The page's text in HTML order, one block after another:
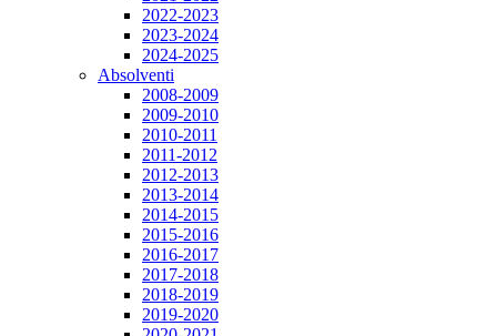
2022-2023
2023-2024
2024-2025
Absolventi
2008-2009
2009-2010
2010-2011
2011-2012
2012-2013
2013-2014
2014-2015
2015-2016
2016-2017
2017-2018
2018-2019
2019-2020